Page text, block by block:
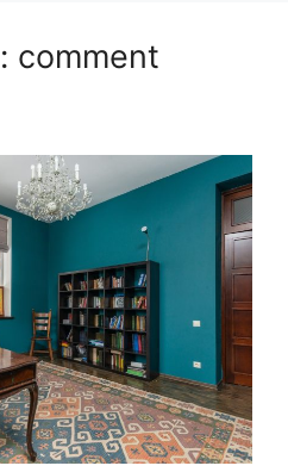
comment